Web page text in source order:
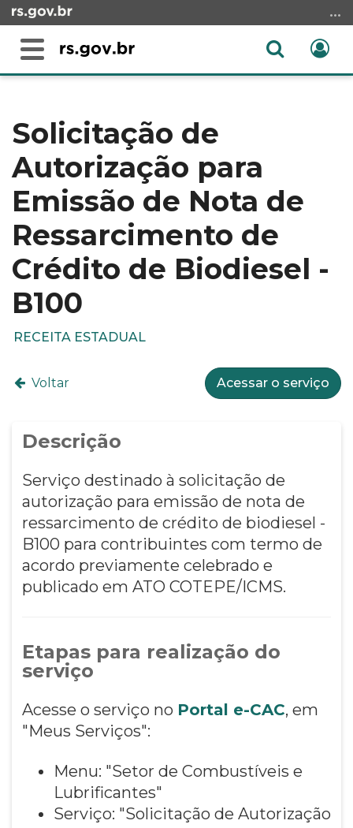
para
conteúdo
menu
para
busca
Alterna
Abrir
conteúdo
Solicitação de
Autorização para
Emissão de Nota de
Ressarcimento de
Crédito de Biodiesel -
B100
RECEITA ESTADUAL
Voltar Acessar o serviço
Descrição
Serviço destinado à solicitação de
autorização para emissão de nota de
ressarcimento de crédito de biodiesel -
B100 para contribuintes com termo de
acordo previamente celebrado e
publicado em ATO COTEPE/ICMS.
Etapas para realização do
serviço
Acesse o serviço no Portal e-CAC, em
"Meus Serviços":
Menu: "Setor de Combustíveis e
Lubrificantes"
Serviço: "Solicitação de Autorização